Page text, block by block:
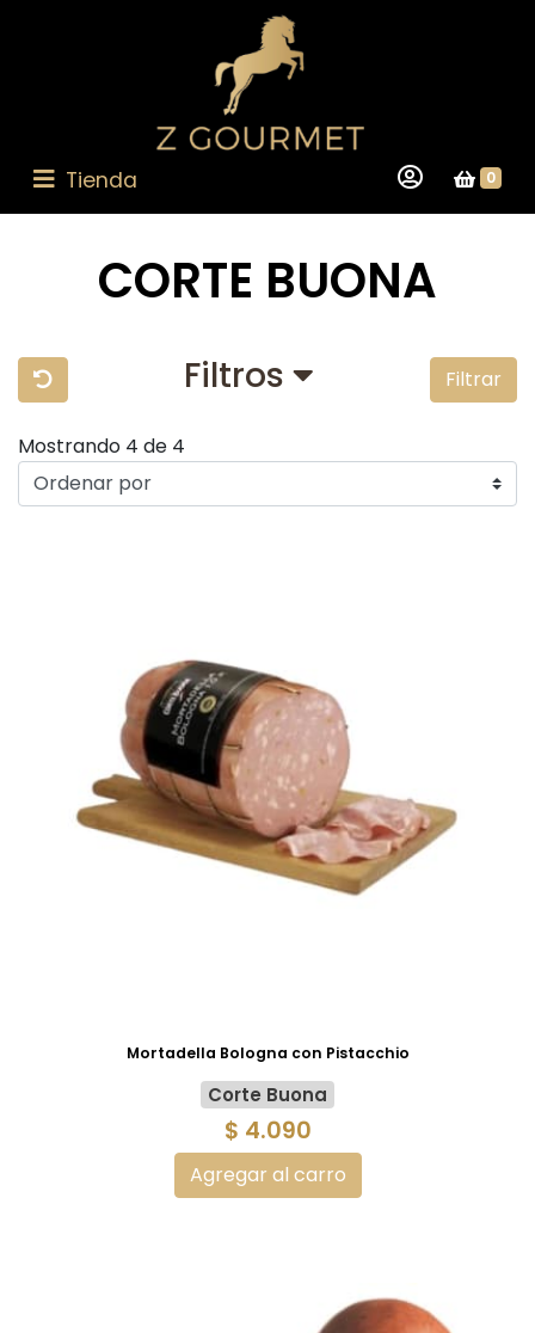
Tienda 0
CORTE BUONA
Filtros Filtrar
Mostrando 4 de 4
Mortadella Bologna con Pistacchio
Corte Buona
$ 4.090
Agregar al carro